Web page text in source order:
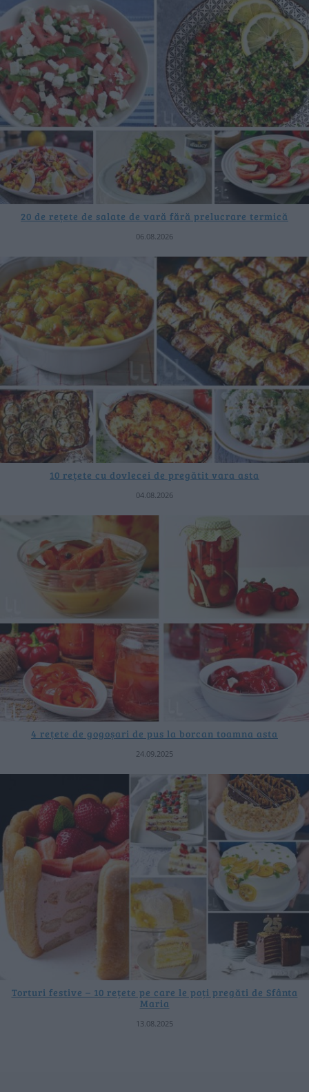
20 de rețete de salate de vară fără prelucrare termică
06.08.2026
10 rețete cu dovlecei de pregătit vara asta
04.08.2026
4 rețete de gogoșari de pus la borcan toamna asta
24.09.2025
Torturi festive – 10 rețete pe care le poți pregăti de Sfânta
Maria
13.08.2025